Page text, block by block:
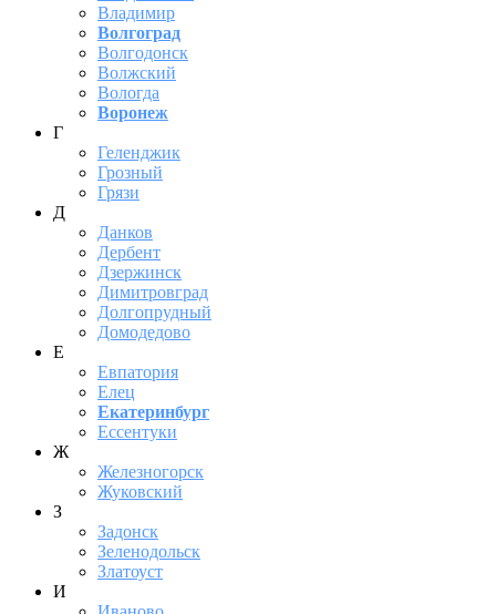
Владимир
Волгоград
Волгодонск
Волжский
Вологда
Воронеж
Г
Геленджик
Грозный
Грязи
Д
Данков
Дербент
Дзержинск
Димитровград
Долгопрудный
Домодедово
Е
Евпатория
Елец
Екатеринбург
Ессентуки
Ж
Железногорск
Жуковский
З
Задонск
Зеленодольск
Златоуст
И